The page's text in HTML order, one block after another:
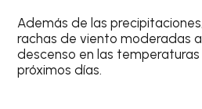
Además de las
rachas de viento moderadas
descenso en las
próximos días.